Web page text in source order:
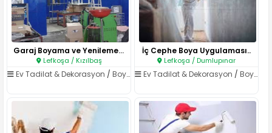
Garaj Boyama ve Yenileme Hizme..
Lefkoşa / Kızılbaş
Ev Tadilat & Dekorasyon / Boya & Badana
İç Cephe Boya Uygulaması..
Lefkoşa / Dumlupınar
Ev Tadilat & Dekorasyon /Boya & Badana